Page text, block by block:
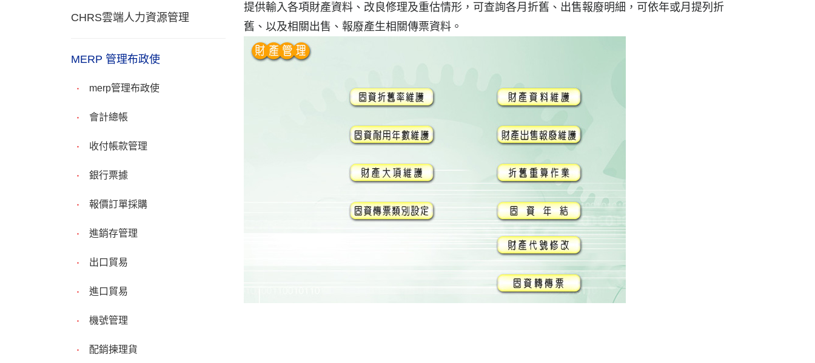
CHRS雲端人力資源管理
MERP 管理布政使
merp管理布政使
會計總帳
收付帳款管理
銀行票據
報價訂單採購
進銷存管理
出口貿易
進口貿易
機號管理
配銷揀理貨
提供輸入各項財產資料、改良修理及重估情形，可查詢各月折舊、出售報廢明細，可依年或月提列折
舊、以及相關出售、報廢產生相關傳票資料。